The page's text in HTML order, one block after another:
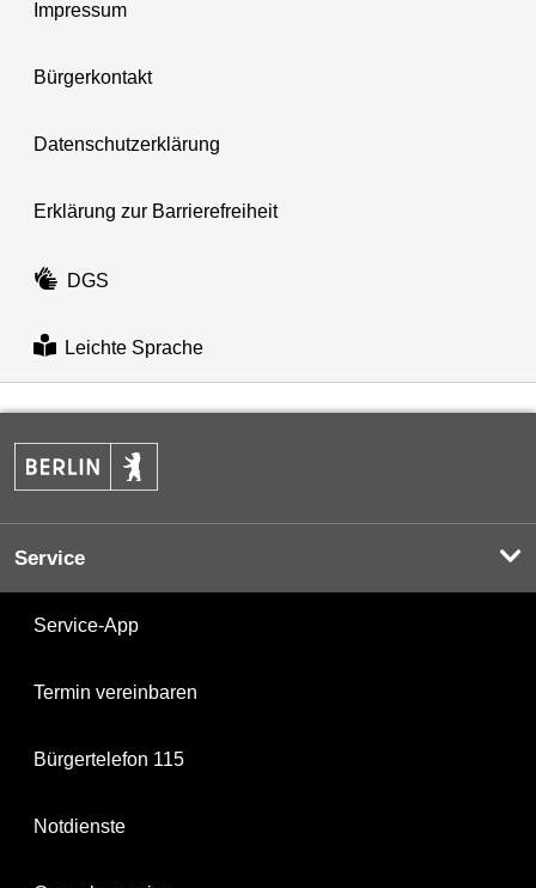
Impressum
Bürgerkontakt
Datenschutzerklärung
Erklärung zur Barrierefreiheit
DGS
Leichte Sprache
Service
Service-App
Termin vereinbaren
Bürgertelefon 115
Notdienste